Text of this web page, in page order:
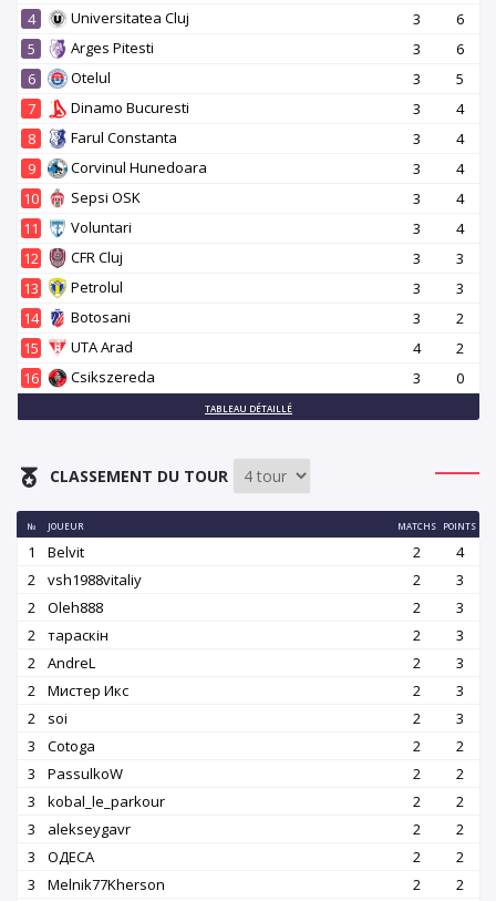
4
Universitatea Cluj 3
6
5
Arges Pitesti 3
6
6
Otelul 3
5
7
Dinamo Bucuresti 3
4
8
Farul Constanta 3
4
9
Corvinul Hunedoara 3
4
10
Sepsi OSK 3
4
11
Voluntari 3
4
12
CFR Cluj 3
3
13
Petrolul 3
3
14
Botosani 3
2
15
UTA Arad 4
2
16
Csikszereda 3 0
TABLEAU DÉTAILLÉ
CLASSEMENT DU TOUR
№ JOUEUR MATCHS POINTS
1 Belvit 2
4
2
vsh1988vitaliy 2
3
2
Oleh888 2
3
2
тараскін 2
3
2
AndreL 2
3
2
Мистер Икс 2
3
2
soi 2
3
3
Cotoga 2
2
3
PassulkoW 2
2
3
kobal_le_parkour 2
2
3
alekseygavr 2
2
3
OДЕСА 2
2
3
Melnik77Kherson 2
2